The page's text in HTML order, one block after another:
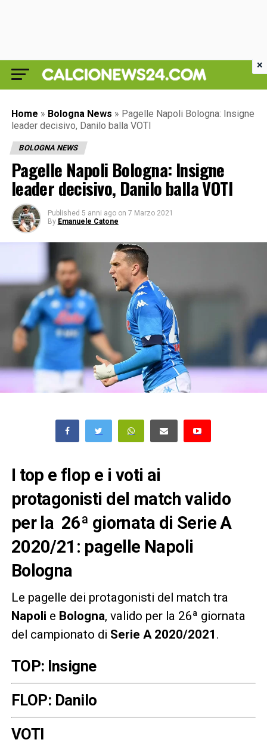
Home » Bologna News » Pagelle Napoli Bologna: Insigne
leader decisivo, Danilo balla VOTI
BOLOGNA NEWS
Pagelle Napoli Bologna: Insigne
leader decisivo, Danilo balla VOTI
Published 5 anni ago on 7 Marzo 2021
By Emanuele Catone
I top e flop e i voti ai
protagonisti del match valido
per la 26ª giornata di Serie A
2020/21: pagelle Napoli
Bologna
Le pagelle dei protagonisti del match tra
Napoli e Bologna, valido per la 26ª giornata
del campionato di Serie A 2020/2021 .
TOP: Insigne
FLOP: Danilo
VOTI
×